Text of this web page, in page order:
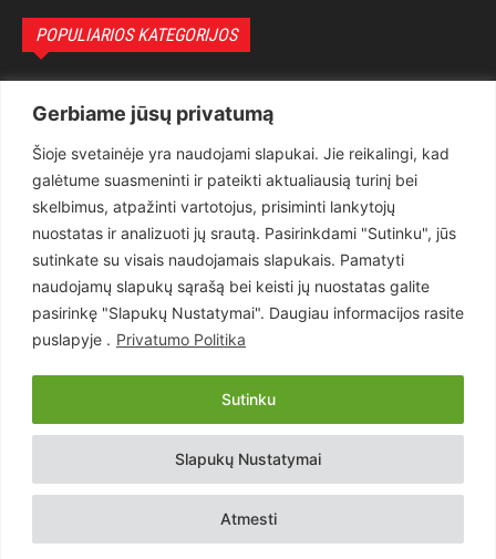
Gerbiame jūsų privatumą
Šioje svetainėje yra naudojami slapukai. Jie reikalingi, kad
galėtume suasmeninti ir pateikti aktualiausią turinį bei
skelbimus, atpažinti vartotojus, prisiminti lankytojų
nuostatas ir analizuoti jų srautą. Pasirinkdami "Sutinku", jūs
sutinkate su visais naudojamais slapukais. Pamatyti
naudojamų slapukų sąrašą bei keisti jų nuostatas galite
pasirinkę "Slapukų Nustatymai". Daugiau informacijos rasite
puslapyje . Privatumo Politika
Slapukų Nustatymai
Atmesti
Sutinku
POPULIARIOS KATEGORIJOS
Teisėsauga
1497
Aktualu
Lietuva
619
Pasaulis
Статьи на русском
Articles in english
Copyright © 2026 UAB „Goruva“. Visos teisės saugomos.
Kontaktai Prenumerata Privatumo Politika Naudojimosi Taisyklės